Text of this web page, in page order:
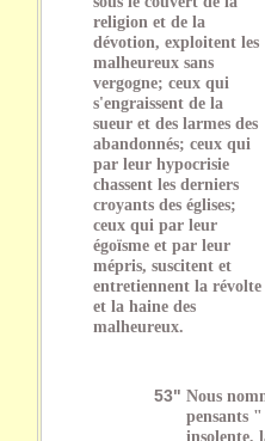
religion et de la
dévotion, exploitent les
malheureux sans
vergogne; ceux qui
s'engraissent de la
sueur et des larmes des
abandonnés; ceux qui
par leur hypocrisie
chassent les derniers
croyants des églises;
ceux qui par leur
égoïsme et par leur
mépris, suscitent et
entretiennent la révolte
et la haine des
malheureux.
53" Nous
pensants
insolente,